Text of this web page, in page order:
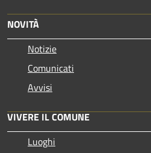
NOVITÀ
Notizie
Comunicati
Avvisi
VIVERE IL COMUNE
Luoghi